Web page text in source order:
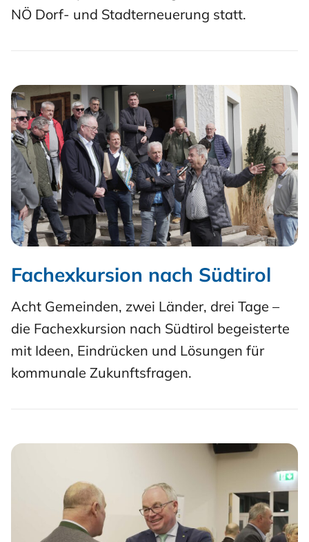
NÖ Dorf- und Stadterneuerung statt.
Fachexkursion nach Südtirol
Acht Gemeinden, zwei Länder, drei Tage –
die Fachexkursion nach Südtirol begeisterte
mit Ideen, Eindrücken und Lösungen für
kommunale Zukunftsfragen.